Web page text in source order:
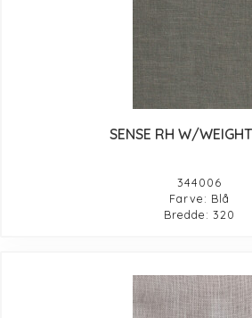
SENSE RH W/
344006
Farve: Blå
Bredde: 320